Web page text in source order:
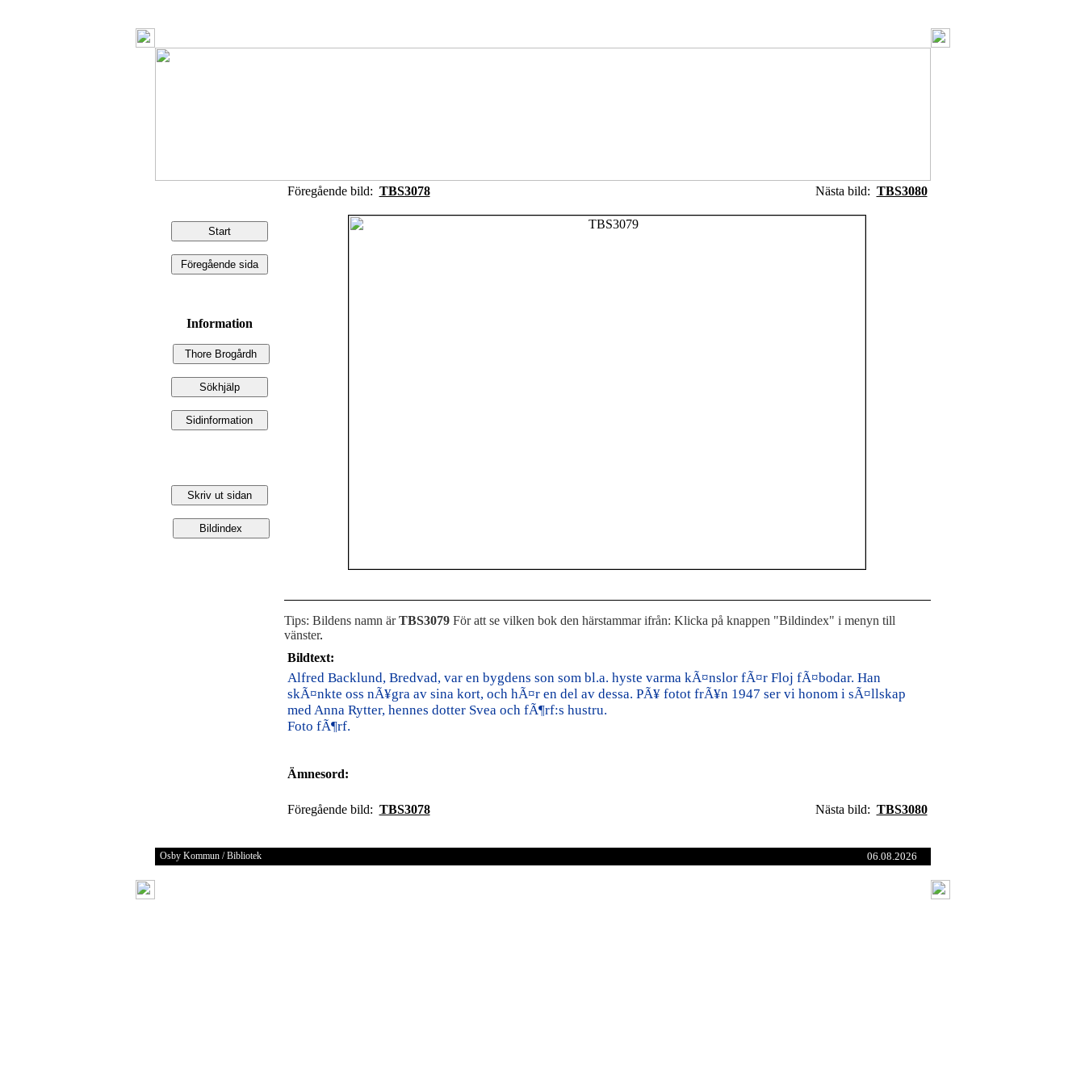
Information
Föregående bild: TBS3078 Nästa bild: TBS3080
Tips: Bildens namn ärTBS3079För att se vilken bok den härstammar ifrån: Klicka på knappen "Bildindex" i menyn till
vänster.
Bildtext:
Alfred Backlund, Bredvad, var en bygdens son som bl.a. hyste varma kÃ¤nslor fÃ¤r Floj fÃ¤bodar. Han
skÃ¤nkte oss nÃ¥gra av sina kort, och hÃ¤r en del av dessa. PÃ¥ fotot frÃ¥n 1947 ser vi honom i sÃ¤llskap
med Anna Rytter, hennes dotter Svea och fÃ¶rf:s hustru.
Foto fÃ¶rf.
Ämnesord:
Föregående bild: TBS3078 Nästa bild: TBS3080
Osby Kommun / Bibliotek 06.08.2026